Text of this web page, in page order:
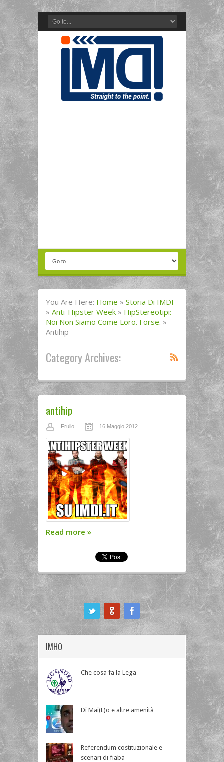
You Are Here: Home » Storia Di IMDI
» Anti-Hipster Week » HipStereotipi:
Noi Non Siamo Come Loro. Forse. »
Antihip
Category Archives:
antihip
Frullo 16 Maggio 2012
Read more »
IMHO
Che cosa fa la Lega
Di Mai(L)o e altre amenità
Referendum costituzionale e
scenari di fiaba